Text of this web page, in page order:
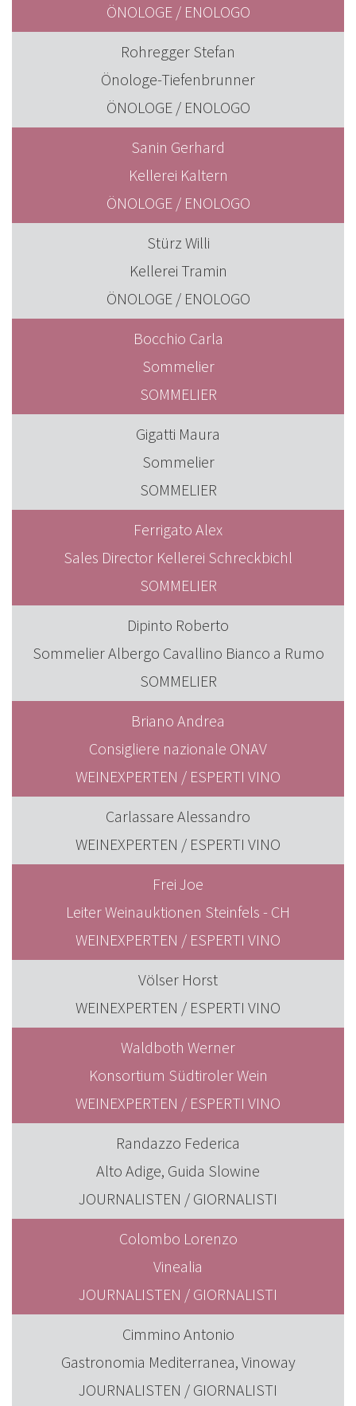
ÖNOLOGE / ENOLOGO
Rohregger Stefan
Önologe-Tiefenbrunner
ÖNOLOGE / ENOLOGO
Sanin Gerhard
Kellerei Kaltern
ÖNOLOGE / ENOLOGO
Stürz Willi
Kellerei Tramin
ÖNOLOGE / ENOLOGO
Bocchio Carla
Sommelier
SOMMELIER
Gigatti Maura
Sommelier
SOMMELIER
Ferrigato Alex
Sales Director Kellerei Schreckbichl
SOMMELIER
Dipinto Roberto
Sommelier Albergo Cavallino Bianco a Rumo
SOMMELIER
Briano Andrea
Consigliere nazionale ONAV
WEINEXPERTEN / ESPERTI VINO
Carlassare Alessandro
WEINEXPERTEN / ESPERTI VINO
Frei Joe
Leiter Weinauktionen Steinfels - CH
WEINEXPERTEN / ESPERTI VINO
Völser Horst
WEINEXPERTEN / ESPERTI VINO
Waldboth Werner
Konsortium Südtiroler Wein
WEINEXPERTEN / ESPERTI VINO
Randazzo Federica
Alto Adige, Guida Slowine
JOURNALISTEN / GIORNALISTI
Colombo Lorenzo
Vinealia
JOURNALISTEN / GIORNALISTI
Cimmino Antonio
Gastronomia Mediterranea, Vinoway
JOURNALISTEN / GIORNALISTI